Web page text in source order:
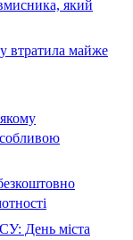
який
втратила майже
День міста